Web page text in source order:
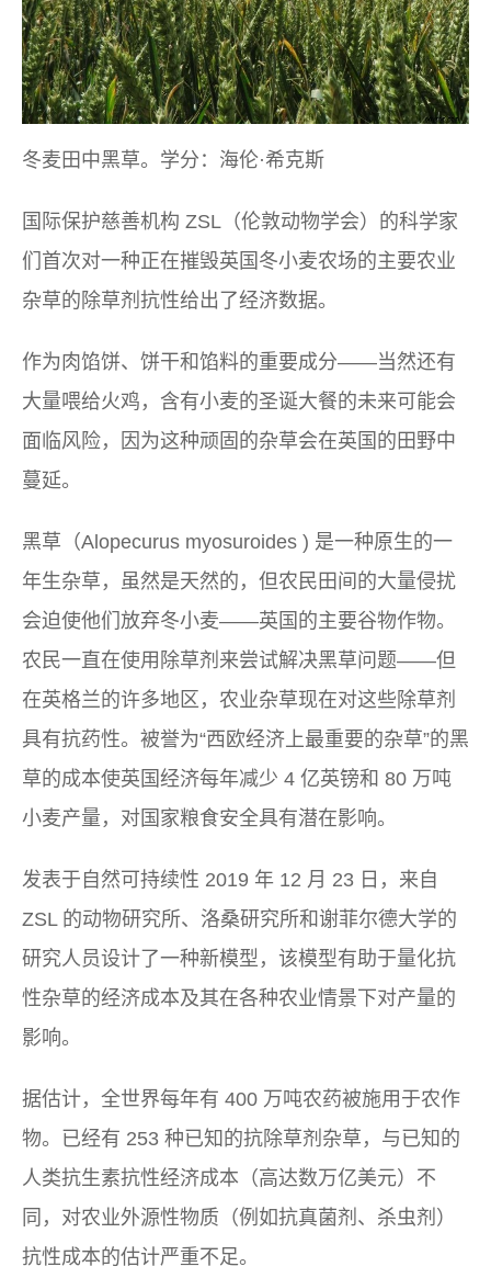
冬麦田中黑草。学分：海伦·希克斯
国际保护慈善机构 ZSL（伦敦动物学会）的科学家
们首次对一种正在摧毁英国冬小麦农场的主要农业
杂草的除草剂抗性给出了经济数据。
作为肉馅饼、饼干和馅料的重要成分——当然还有
大量喂给火鸡，含有小麦的圣诞大餐的未来可能会
面临风险，因为这种顽固的杂草会在英国的田野中
蔓延。
黑草（Alopecurus myosuroides ) 是一种原生的一
年生杂草，虽然是天然的，但农民田间的大量侵扰
会迫使他们放弃冬小麦——英国的主要谷物作物。
农民一直在使用除草剂来尝试解决黑草问题——但
在英格兰的许多地区，农业杂草现在对这些除草剂
具有抗药性。被誉为“西欧经济上最重要的杂草”的黑
草的成本使英国经济每年减少 4 亿英镑和 80 万吨
小麦产量，对国家粮食安全具有潜在影响。
发表于 自然可持续性 2019 年 12 月 23 日，来自
ZSL 的动物研究所、洛桑研究所和谢菲尔德大学的
研究人员设计了一种新模型，该模型有助于量化抗
性杂草的经济成本及其在各种农业情景下对产量的
影响。
据估计，全世界每年有 400 万吨农药被施用于农作
物。已经有 253 种已知的抗除草剂杂草，与已知的
人类抗生素抗性经济成本（高达数万亿美元）不
同，对农业外源性物质（例如抗真菌剂、杀虫剂）
抗性成本的估计严重不足。